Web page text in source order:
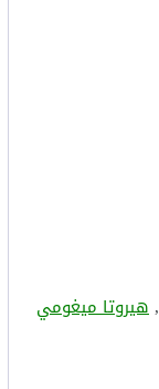
,هيروتا ميغومي